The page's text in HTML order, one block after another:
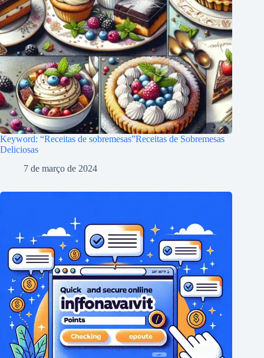
Keyword: “Receitas de sobremesas”Receitas de Sobremesas
Deliciosas
7 de março de 2024